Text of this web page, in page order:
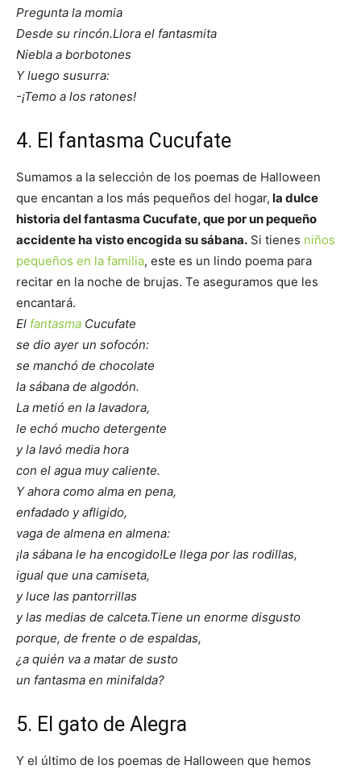
Pregunta la momia
Desde su rincón.Llora el fantasmita
Niebla a borbotones
Y luego susurra:
-¡Temo a los ratones!
4. El fantasma Cucufate
Sumamos a la selección de los poemas de Halloween
que encantan a los más pequeños del hogar, la dulce
historia del fantasma Cucufate, que por un pequeño
accidente ha visto encogida su sábana. Si tienes niños
pequeños en la familia, este es un lindo poema para
recitar en la noche de brujas. Te aseguramos que les
encantará.
El fantasma Cucufate
se dio ayer un sofocón:
se manchó de chocolate
la sábana de algodón.
La metió en la lavadora,
le echó mucho detergente
y la lavó media hora
con el agua muy caliente.
Y ahora como alma en pena,
enfadado y afligido,
vaga de almena en almena:
¡la sábana le ha encogido!Le llega por las rodillas,
igual que una camiseta,
y luce las pantorrillas
y las medias de calceta.Tiene un enorme disgusto
porque, de frente o de espaldas,
¿a quién va a matar de susto
un fantasma en minifalda?
5. El gato de Alegra
Y el último de los poemas de Halloween que hemos